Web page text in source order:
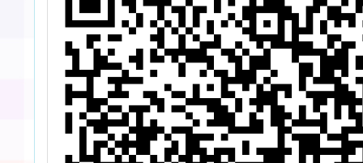
計畫-城市天際
線課程」教師研
習工作坊